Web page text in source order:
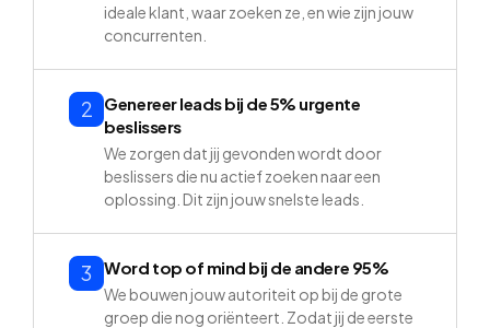
ideale klant, waar zoeken ze, en wie zijn jouw
concurrenten.
2
Genereer leads bij de 5% urgente
beslissers
We zorgen dat jij gevonden wordt door
beslissers die nu actief zoeken naar een
oplossing. Dit zijn jouw snelste leads.
3 Word top of mind bij de andere 95%
We bouwen jouw autoriteit op bij de grote
groep die nog oriënteert. Zodat jij de eerste